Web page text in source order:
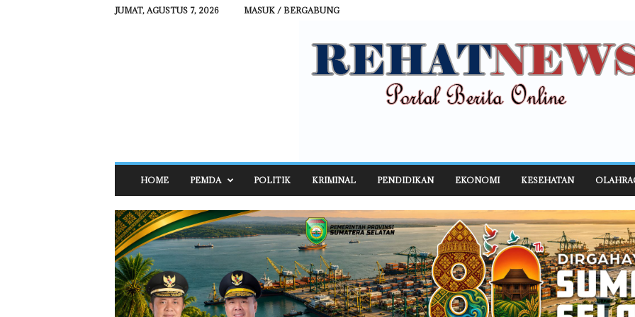
JUMAT, AGUSTUS 7, 2026 MASUK / BERGABUNG
H
A
T
N
E
W
S
HOME PEMDA POLITIK KRIMINAL PENDIDIKAN EKONOMI KESEHATAN